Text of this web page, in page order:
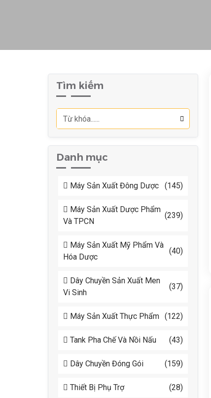
Tìm kiếm
Danh mục
Máy Sản Xuất Đông Dược (145)
Máy Sản Xuất Dược Phẩm
Và TPCN
(239)
Máy Sản Xuất Mỹ Phẩm Và
Hóa Dược
(40)
Dây Chuyền Sản Xuất Men
Vi Sinh
(37)
Máy Sản Xuất Thực Phẩm (122)
Tank Pha Chế Và Nồi Nấu (43)
Dây Chuyền Đóng Gói (159)
Thiết Bị Phụ Trợ (28)